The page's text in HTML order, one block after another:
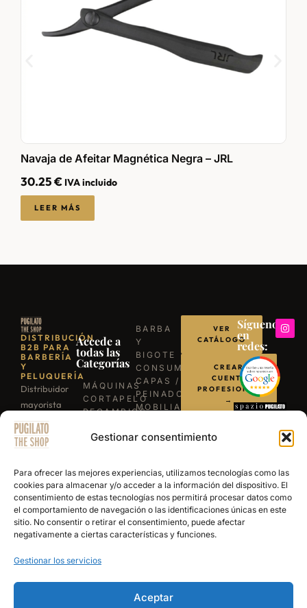
Gestionar consentimiento
Para ofrecer las mejores experiencias, utilizamos tecnologías como las
cookies para almacenar y/o acceder a la información del dispositivo. El
consentimiento de estas tecnologías nos permitirá procesar datos como
el comportamiento de navegación o las identificaciones únicas en este
sitio. No consentir o retirar el consentimiento, puede afectar
negativamente a ciertas características y funciones.
Gestionar los servicios
Aceptar
Navaja de Afeitar Magnética Negra – JRL
30.25€ IVA incluido
LEER MÁS
DISTRIBUCIÓN
B2B PARA
BARBERÍA
Y
PELUQUERÍA
Distribuidor
mayorista
para
profesionales
de la
barbería y
peluquería.
Más de 15
años
abasteciendo
mejores
Accede a
todas las
Categorías
MÁQUINAS
CORTAPELO
RECAMBIOS
REPUESTOS
NAVAJAS
BARBERÍA
SECADORES
PRODUCTOS
DE
BARBA
Y
BIGOTE
CONSUMIBLES
CAPAS /
PEINADORES
MOBILIARIO
BARBACOAS
VER
CATÁLOGO
CREAR
CUENTA
PROFESIONAL
→
POR
WHATSAPP
Síguenos
en
redes: